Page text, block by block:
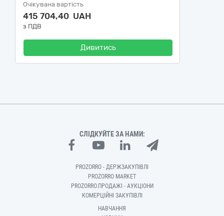
Очікувана вартість
415 704,40 UAH
з ПДВ
Дивитись
СЛІДКУЙТЕ ЗА НАМИ:
PROZORRO - ДЕРЖЗАКУПІВЛІ
PROZORRO MARKET
PROZORRO.ПРОДАЖІ - АУКЦІОНИ
КОМЕРЦІЙНІ ЗАКУПІВЛІ
НАВЧАННЯ